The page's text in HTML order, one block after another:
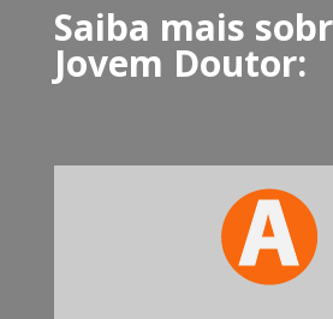
Saiba mais
Jovem Doutor: